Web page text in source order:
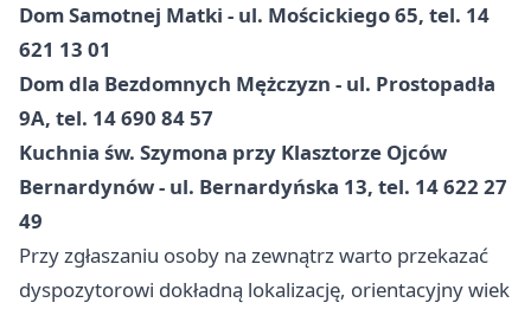
Dom Samotnej Matki - ul. Mościckiego 65, tel. 14
621 13 01
Dom dla Bezdomnych Mężczyzn - ul. Prostopadła
9A, tel. 14 690 84 57
Kuchnia św. Szymona przy Klasztorze Ojców
Bernardynów - ul. Bernardyńska 13, tel. 14 622 27
49
Przy zgłaszaniu osoby na zewnątrz warto przekazać
dyspozytorowi dokładną lokalizację, orientacyjny wiek